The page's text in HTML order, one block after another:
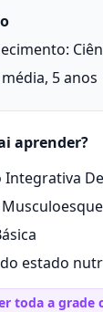
de
5 anos
aprender?
Integrativa
estado
toda a grade